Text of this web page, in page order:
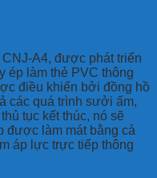
A4, được phát triển
ép làm thẻ PVC thông
điều khiển bởi đồng hồ
các quá trình sưởi ấm,
tục kết thúc, nó sẽ
được làm mát bằng cả
áp lực trực tiếp thông